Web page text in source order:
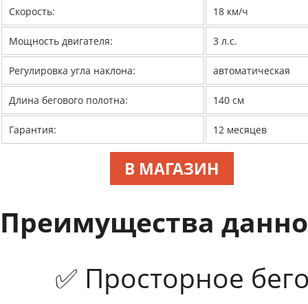
Скорость: 18 км/ч
Мощность двигателя: 3 л.с.
Регулировка угла наклона: автоматическая
Длина бегового полотна: 140 см
Гарантия: 12 месяцев
В МАГАЗИН
Преимущества
✅ Просторное